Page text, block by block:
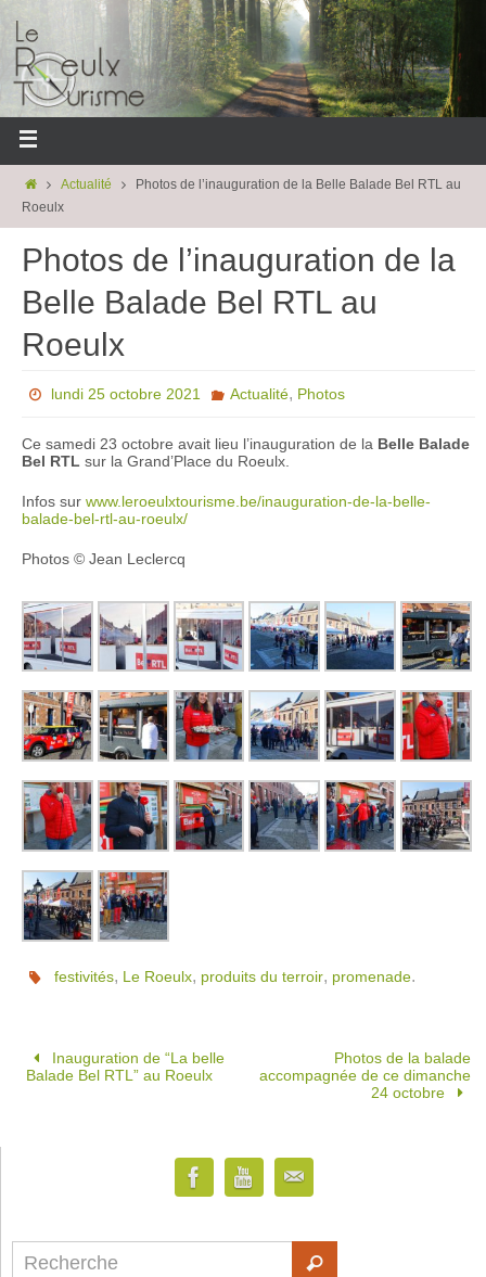
Actualité
Photos de l’inauguration de la Belle Balade Bel RTL au
Roeulx
Photos de l’inauguration de la
Belle Balade Bel RTL au
Roeulx
lundi 25 octobre 2021 Actualité, Photos
Ce samedi 23 octobre avait lieu l’inauguration de la Belle Balade
Bel RTL sur la Grand’Place du Roeulx.
Infos sur www.leroeulxtourisme.be/inauguration-de-la-belle-
balade-bel-rtl-au-roeulx/
Photos © Jean Leclercq
festivités, Le Roeulx, produits du terroir, promenade.
Inauguration de “La belle
Balade Bel RTL” au Roeulx
Photos de la balade
accompagnée de ce dimanche
24 octobre